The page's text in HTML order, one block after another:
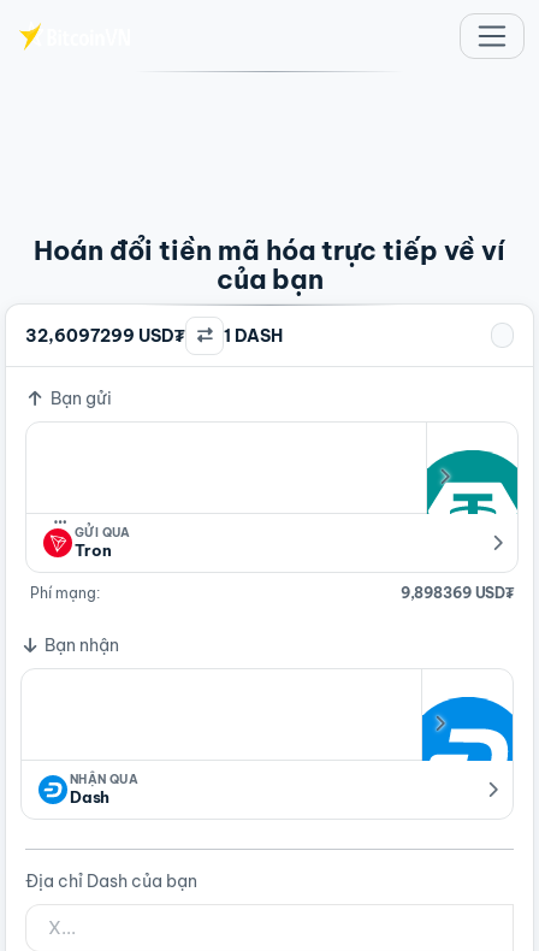
Hoán đổi tiền mã hóa trực tiếp về ví
của bạn
32,6097299 USD₮ 1 DASH
Bạn gửi
…
GỬI QUA
Tron
Phí mạng: 9,898369 USD₮
Bạn nhận
NHẬN QUA
Dash
Địa chỉ Dash của bạn